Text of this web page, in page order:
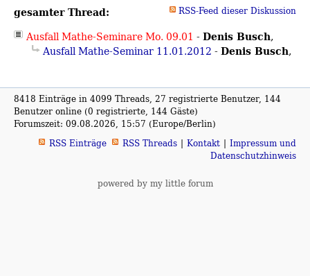
gesamter Thread: RSS-Feed dieser Diskussion
Ausfall Mathe-Seminare Mo. 09.01 - Denis Busch,
Ausfall Mathe-Seminar 11.01.2012 - Denis Busch,
8418 Einträge in 4099 Threads, 27 registrierte Benutzer, 144
Benutzer online (0 registrierte, 144 Gäste)
Forumszeit: 09.08.2026, 15:57 (Europe/Berlin)
RSS Einträge
RSS Threads Kontakt
Impressum und
Datenschutzhinweis
powered by my little forum